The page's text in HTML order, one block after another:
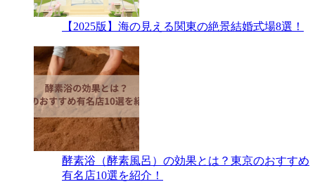
【2025版】海の見える関東の絶景結婚式場8選！
酵素浴（酵素風呂）の効果とは？東京のおすすめ
有名店10選を紹介！